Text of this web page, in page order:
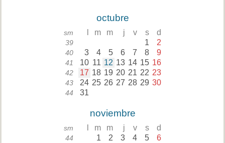
octubre
sm m m j v s d
39 1 2
40 3 4 5 6 7 8 9
41 10 11 12 13 14 15 16
42 17 18 19 20 21 22 23
43 24 25 26 27 28 29 30
44 31
noviembre
sm m m j v s d
44 1 2 3 4 5 6